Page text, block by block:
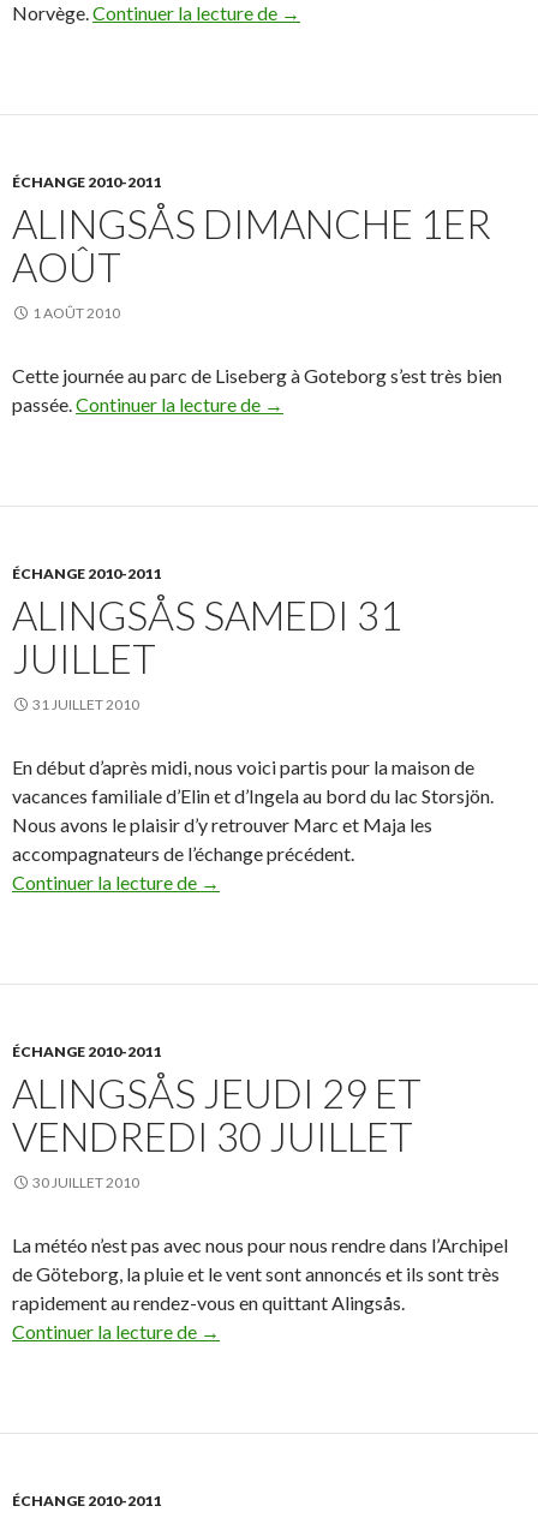
Norvège.Continuer la lecture de Alingsas 3 août
→
ÉCHANGE 2010-2011
ALINGSÅS DIMANCHE 1ER
AOÛT
1 AOÛT 2010
Cette journée au parc de Liseberg à Goteborg s’est très bien
passée.Continuer la lecture de Alingsås dimanche 1er août
→
ÉCHANGE 2010-2011
ALINGSÅS SAMEDI 31
JUILLET
31 JUILLET 2010
En début d’après midi, nous voici partis pour la maison de
vacances familiale d’Elin et d’Ingela au bord du lac Storsjön.
Nous avons le plaisir d’y retrouver Marc et Maja les
accompagnateurs de l’échange précédent.
Continuer la lecture de Alingsås samedi 31 juillet
→
ÉCHANGE 2010-2011
ALINGSÅS JEUDI 29 ET
VENDREDI 30 JUILLET
30 JUILLET 2010
La météo n’est pas avec nous pour nous rendre dans l’Archipel
de Göteborg, la pluie et le vent sont annoncés et ils sont très
rapidement au rendez-vous en quittant Alingsås.
Continuer la lecture de Alingsås jeudi 29 et vendredi 30 juillet
→
ÉCHANGE 2010-2011